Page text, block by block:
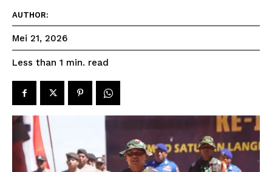
AUTHOR:
Mei 21, 2026
Less than 1 min. read